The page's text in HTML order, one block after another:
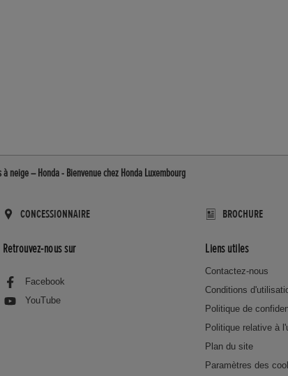
à neige – Honda - Bienvenue chez Honda Luxembourg
CONCESSIONNAIRE BROCHURE
Retrouvez-nous sur
Facebook
YouTube
Liens utiles
Contactez-nous
Conditions
Politique de
Politique relative à
Plan du site
Paramètres des